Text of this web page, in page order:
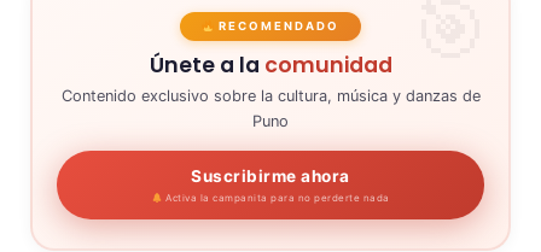
RECOMENDADO
Únete a la comunidad
Contenido exclusivo sobre la cultura, música y danzas de
Puno
Suscribirme ahora
Activa la campanita para no perderte nada